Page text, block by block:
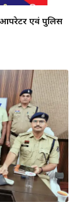
आपरेटर एवं पुलिस